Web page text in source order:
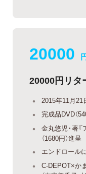
20000
20000円リタ
2015年11月
完成品DVD（
金丸悠児・著
（1680円）進呈
エンドロール
C-DEPOT×か